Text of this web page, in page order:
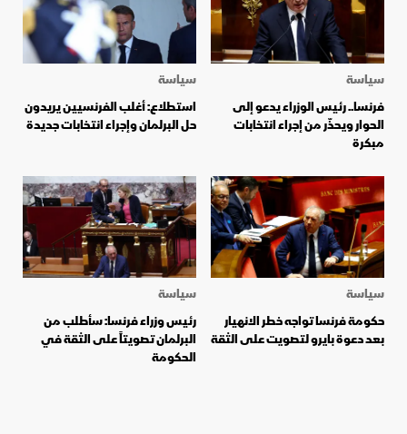
سياسة
فرنسا.. رئيس الوزراء يدعو إلى
الحوار ويحذّر من إجراء انتخابات
مبكرة
سياسة
استطلاع: أغلب الفرنسيين يريدون
حل البرلمان وإجراء انتخابات جديدة
سياسة
حكومة فرنسا تواجه خطر الانهيار
بعد دعوة بايرو لتصويت على الثقة
سياسة
رئيس وزراء فرنسا: سأطلب من
البرلمان تصويتاً على الثقة في
الحكومة